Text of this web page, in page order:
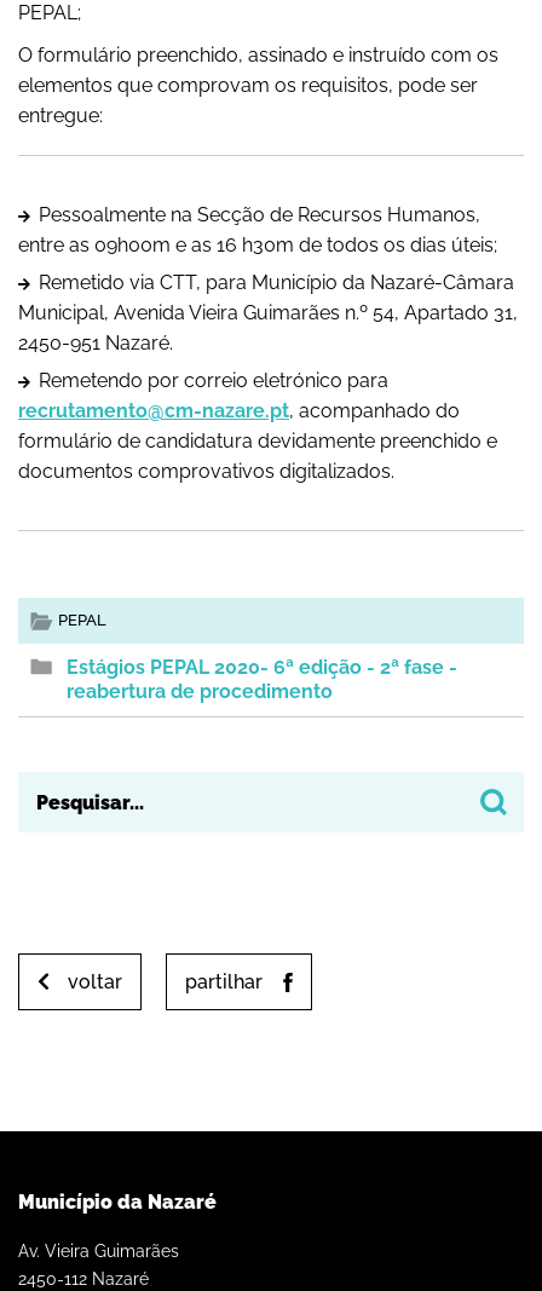
PEPAL;
O formulário preenchido, assinado e instruído com os
elementos que comprovam os requisitos, pode ser
entregue:
Pessoalmente na Secção de Recursos Humanos,
entre as 09h00m e as 16 h30m de todos os dias úteis;
Remetido via CTT, para Município da Nazaré-Câmara
Municipal, Avenida Vieira Guimarães n.º 54, Apartado 31,
2450-951 Nazaré.
Remetendo por correio eletrónico para
recrutamento@cm-nazare.pt, acompanhado do
formulário de candidatura devidamente preenchido e
documentos comprovativos digitalizados.
PEPAL
Estágios PEPAL 2020- 6ª edição - 2ª fase -
reabertura de procedimento
voltar partilhar
Município da Nazaré
Av. Vieira Guimarães
2450-112 Nazaré